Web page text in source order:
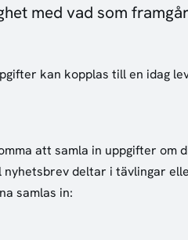
med vad som
kan kopplas till en idag
att samla in uppgifter om
nyhetsbrev deltar i tävlingar
samlas in: